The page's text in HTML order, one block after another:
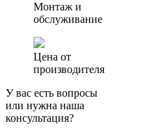
Монтаж и
обслуживание
Цена от
производителя
У вас есть вопросы
или нужна наша
консультация?